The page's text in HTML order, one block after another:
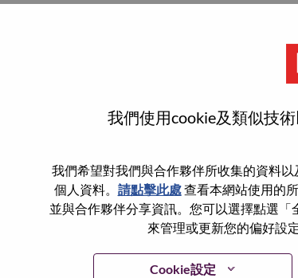
我們使用cookie及類似技
我們希望對我們與合作夥伴所收集的資料
個人資料。 請點擊此處查看本網站使用的
並與合作夥伴分享資訊。您可以選擇點選
來管理或更新您的偏好設
Cookie設定
19, 2026
- Petaling Jaya
工作的好處
We do what we say. We own what we do. We
billion revenue global technology powerhouse,
millions of customers every day in 180 markets.
for All, Lenovo has built on its success as the